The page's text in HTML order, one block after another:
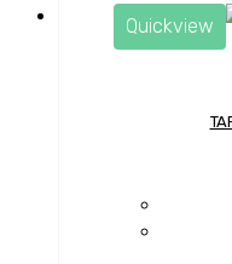
Quickview